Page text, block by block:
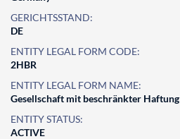
GERICHTSSTAND:
DE
ENTITY LEGAL FORM CODE:
2HBR
ENTITY LEGAL FORM NAME:
Gesellschaft mit beschränkter Haftung
ENTITY STATUS:
ACTIVE